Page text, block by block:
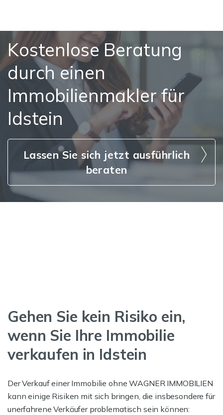
Kostenlose Beratung
durch einen
Immobilienmakler für
Idstein
Lassen Sie sich jetzt ausführlich
beraten
Gehen Sie kein Risiko ein,
wenn Sie Ihre Immobilie
verkaufen in Idstein
Der Verkauf einer Immobilie ohne WAGNER IMMOBILIEN
kann einige Risiken mit sich bringen, die insbesondere für
unerfahrene Verkäufer problematisch sein können: